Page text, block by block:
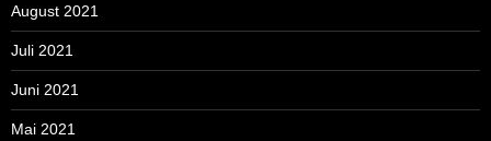
August 2021
Juli 2021
Juni 2021
Mai 2021